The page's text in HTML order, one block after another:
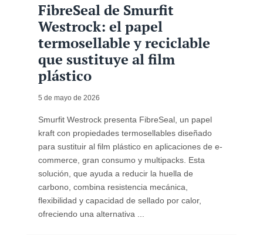
FibreSeal de Smurfit
Westrock: el papel
termosellable y reciclable
que sustituye al film
plástico
5 de mayo de 2026
Smurfit Westrock presenta FibreSeal, un papel
kraft con propiedades termosellables diseñado
para sustituir al film plástico en aplicaciones de e-
commerce, gran consumo y multipacks. Esta
solución, que ayuda a reducir la huella de
carbono, combina resistencia mecánica,
flexibilidad y capacidad de sellado por calor,
ofreciendo una alternativa ...